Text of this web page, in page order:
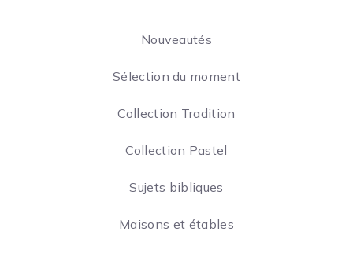
Nouveautés
Sélection du moment
Collection Tradition
Collection Pastel
Sujets bibliques
Maisons et étables